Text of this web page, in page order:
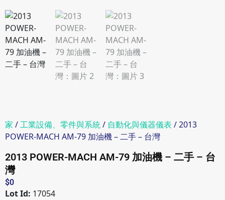
家 /工業設備、零件與系統/ 自動化與儀器儀表 / 2013
POWER-MACH AM-79 加油機 – 二手 – 台灣
2013 POWER-MACH AM-79 加油機 – 二手 – 台
灣
$0
Lot Id: 17054